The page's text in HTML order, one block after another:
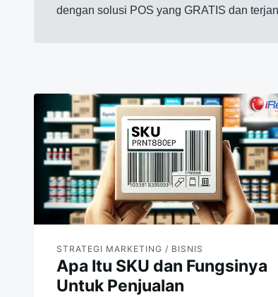
dengan solusi POS yang GRATIS dan
STRATEGI MARKETING / BISNIS
Apa Itu SKU dan Fungsinya
Untuk Penjualan